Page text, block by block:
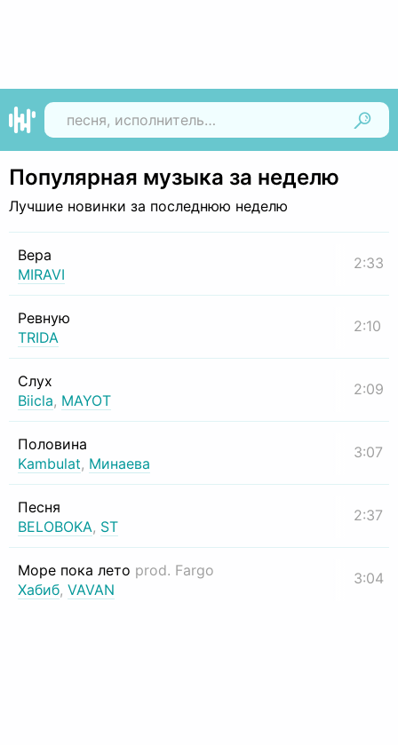
Популярная музыка за неделю
Лучшие новинки за последнюю неделю
Вера
MIRAVI
2:33
Ревную
TRIDA
2:10
Слух
Biicla, MAYOT
2:09
Половина
Kambulat, Минаева
3:07
Песня
BELOBOKA, ST
2:37
Море пока лето prod. Fargo
Хабиб, VAVAN
3:04